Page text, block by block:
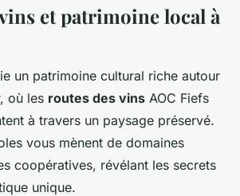
et patrimoine local à
un patrimoine cultural riche autour
où les routes des vins AOC Fiefs
à travers un paysage préservé.
vous mènent de domaines
coopératives, révélant les secrets
unique.